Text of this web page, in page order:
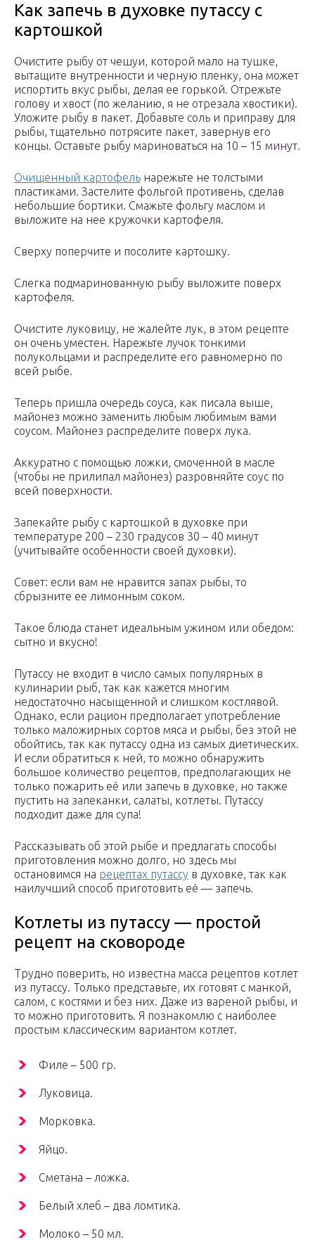
Как запечь в духовке путассу с
картошкой
Очистите рыбу от чешуи, которой мало на тушке,
вытащите внутренности и черную пленку, она может
испортить вкус рыбы, делая ее горькой. Отрежьте
голову и хвост (по желанию, я не отрезала хвостики).
Уложите рыбу в пакет. Добавьте соль и приправу для
рыбы, тщательно потрясите пакет, завернув его
концы. Оставьте рыбу мариноваться на 10 – 15 минут.
Очищенный картофель нарежьте не толстыми
пластиками. Застелите фольгой противень, сделав
небольшие бортики. Смажьте фольгу маслом и
выложите на нее кружочки картофеля.
Сверху поперчите и посолите картошку.
Слегка подмаринованную рыбу выложите поверх
картофеля.
Очистите луковицу, не жалейте лук, в этом рецепте
он очень уместен. Нарежьте лучок тонкими
полукольцами и распределите его равномерно по
всей рыбе.
Теперь пришла очередь соуса, как писала выше,
майонез можно заменить любым любимым вами
соусом. Майонез распределите поверх лука.
Аккуратно с помощью ложки, смоченной в масле
(чтобы не прилипал майонез) разровняйте соус по
всей поверхности.
Запекайте рыбу с картошкой в духовке при
температуре 200 – 230 градусов 30 – 40 минут
(учитывайте особенности своей духовки).
Совет: если вам не нравится запах рыбы, то
сбрызните ее лимонным соком.
Такое блюда станет идеальным ужином или обедом:
сытно и вкусно!
Путассу не входит в число самых популярных в
кулинарии рыб, так как кажется многим
недостаточно насыщенной и слишком костлявой.
Однако, если рацион предполагает употребление
только маложирных сортов мяса и рыбы, без этой не
обойтись, так как путассу одна из самых диетических.
И если обратиться к ней, то можно обнаружить
большое количество рецептов, предполагающих не
только пожарить её или запечь в духовке, но также
пустить на запеканки, салаты, котлеты. Путассу
подходит даже для супа!
Рассказывать об этой рыбе и предлагать способы
приготовления можно долго, но здесь мы
остановимся на рецептах путассу в духовке, так как
наилучший способ приготовить её — запечь.
Котлеты из путассу — простой
рецепт на сковороде
Трудно поверить, но известна масса рецептов котлет
из путассу. Только представьте, их готовят с манкой,
салом, с костями и без них. Даже из вареной рыбы, и
то можно приготовить. Я познакомлю с наиболее
простым классическим вариантом котлет.
Филе – 500 гр.
Луковица.
Морковка.
Яйцо.
Сметана – ложка.
Белый хлеб – два ломтика.
Молоко – 50 мл.